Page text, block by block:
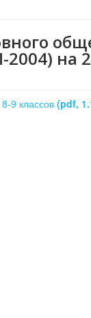
на
9 классов (pdf,